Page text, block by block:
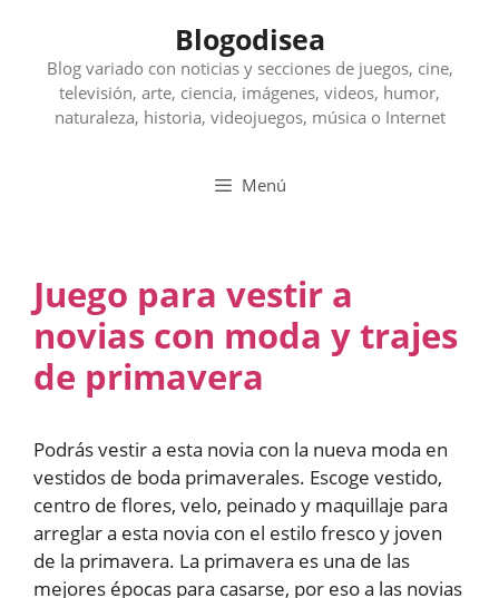
contenido
Blogodisea
Blog variado con noticias y secciones de juegos, cine,
televisión, arte, ciencia, imágenes, videos, humor,
naturaleza, historia, videojuegos, música o Internet
Menú
Juego para vestir a
novias con moda y trajes
de primavera
Podrás vestir a esta novia con la nueva moda en
vestidos de boda primaverales. Escoge vestido,
centro de flores, velo, peinado y maquillaje para
arreglar a esta novia con el estilo fresco y joven
de la primavera. La primavera es una de las
mejores épocas para casarse, por eso a las novias